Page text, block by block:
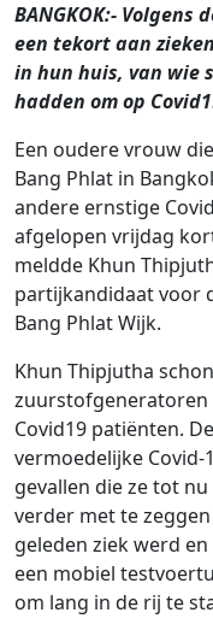
BANGKOK:- Volgens
een tekort aan
in hun huis, van wie
hadden om op
Een oudere vrouw
Bang Phlat in
andere ernstige
afgelopen vrijdag
meldde Khun
partijkandidaat voor
Bang Phlat Wijk.
Khun Thipjutha
zuurstofgeneratoren
Covid19 patiënten.
vermoedelijke Covid-
gevallen die ze tot
verder met te
geleden ziek werd
een mobiel
om lang in de rij te